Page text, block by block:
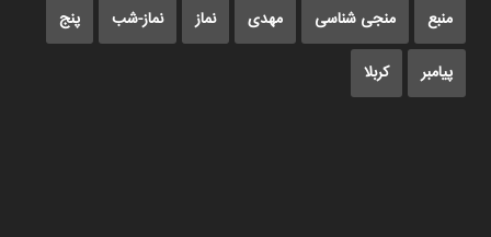
منبع منجی شناسی مهدی نماز نماز-شب پنج
پیامبر کربلا